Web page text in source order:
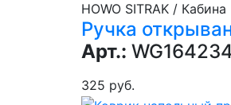
HOWO SITRAK / Кабина
Ручка
Арт.:
325 руб.